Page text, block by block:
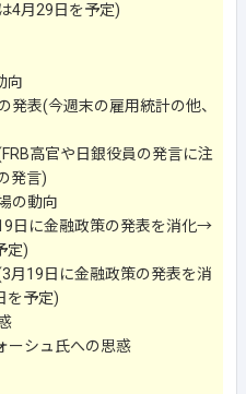
4月29日を予定)
向
発表(今週末の雇用統計の他、
高官や日銀役員の発言に注
発言)
の動向
日に金融政策の発表を消化→
定)
月19日に金融政策の発表を消
を予定)
ーシュ氏への思惑